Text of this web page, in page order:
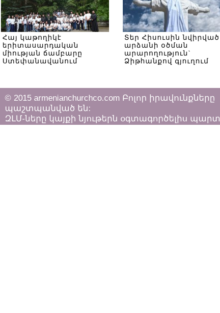
Հայ կաթողիկէ
երիտասարդական
միության ճամբարը
Ստեփանավանում
Տեր Հիսուսին նվիրված
արձանի օծման
արարողություն`
Ձիթհանքով գյուղում
© 2015 armenianchurchco.com Բոլոր իրավունքները
պաշտպանված են:
ԶԼՄ-ները կայքի նյութերն օգտագործելիս